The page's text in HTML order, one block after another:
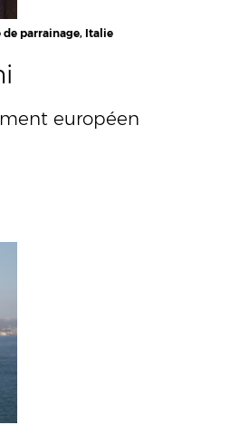
de parrainage, Italie
européen